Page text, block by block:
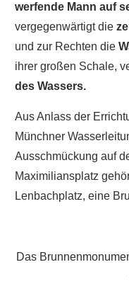
werfende Mann auf
vergegenwärtigt die
und zur Rechten die
ihrer großen Schale,
des Wassers.
Aus Anlass der
Münchner
Ausschmückung auf
Maximiliansplatz
Lenbachplatz, eine
Das